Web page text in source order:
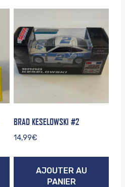
BRAD KESELOWSKI #2
14,99€
AJOUTER AU
PANIER